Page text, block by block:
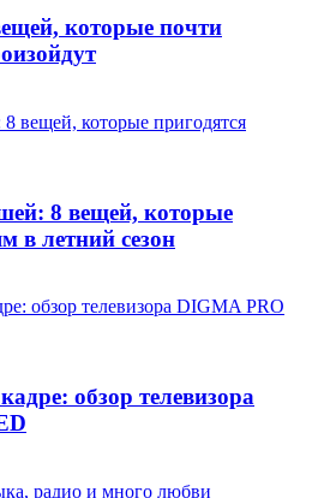
которые почти
8 вещей, которые
в летний сезон
обзор телевизора